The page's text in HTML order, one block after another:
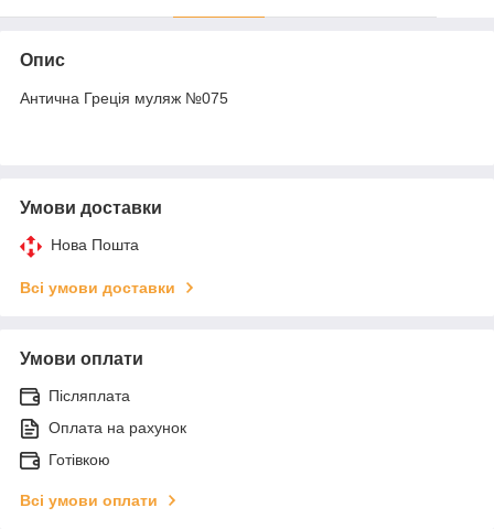
Опис
Антична Греція муляж №075
Умови доставки
Нова Пошта
Всі умови доставки
Умови оплати
Післяплата
Оплата на рахунок
Готівкою
Всі умови оплати